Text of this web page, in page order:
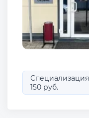
150 руб.